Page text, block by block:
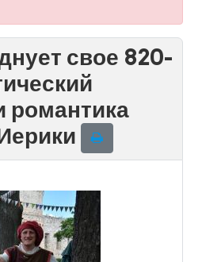
свое 820-
романтика